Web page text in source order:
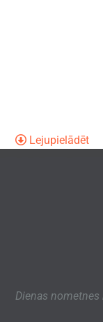
Lejupielādēt
Dienas